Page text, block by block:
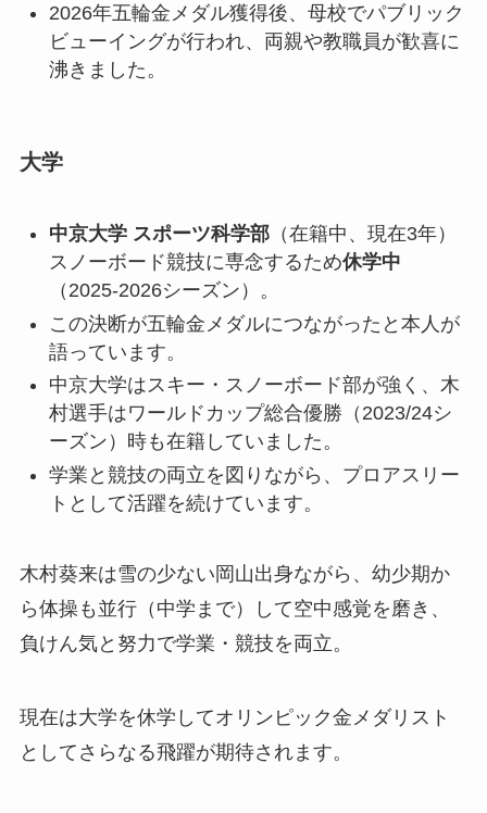
2026年五輪金メダル獲得後、母校でパブリック
ビューイングが行われ、両親や教職員が歓喜に
沸きました。
大学
中京大学 スポーツ科学部（在籍中、現在3年）
スノーボード競技に専念するため休学中
（2025-2026シーズン）。
この決断が五輪金メダルにつながったと本人が
語っています。
中京大学はスキー・スノーボード部が強く、木
村選手はワールドカップ総合優勝（2023/24シ
ーズン）時も在籍していました。
学業と競技の両立を図りながら、プロアスリー
トとして活躍を続けています。
木村葵来は雪の少ない岡山出身ながら、幼少期か
ら体操も並行（中学まで）して空中感覚を磨き、
負けん気と努力で学業・競技を両立。
現在は大学を休学してオリンピック金メダリスト
としてさらなる飛躍が期待されます。